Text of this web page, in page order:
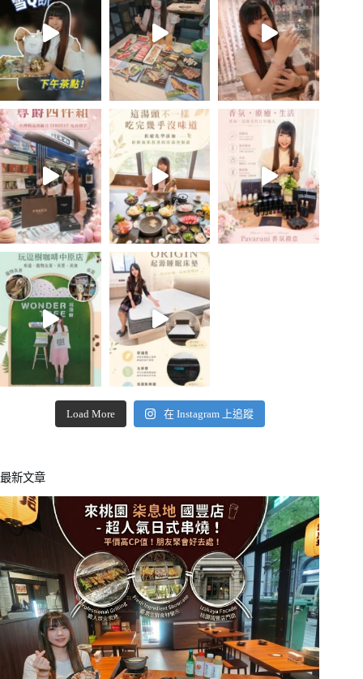
Load More 在 Instagram 上追蹤
最新文章